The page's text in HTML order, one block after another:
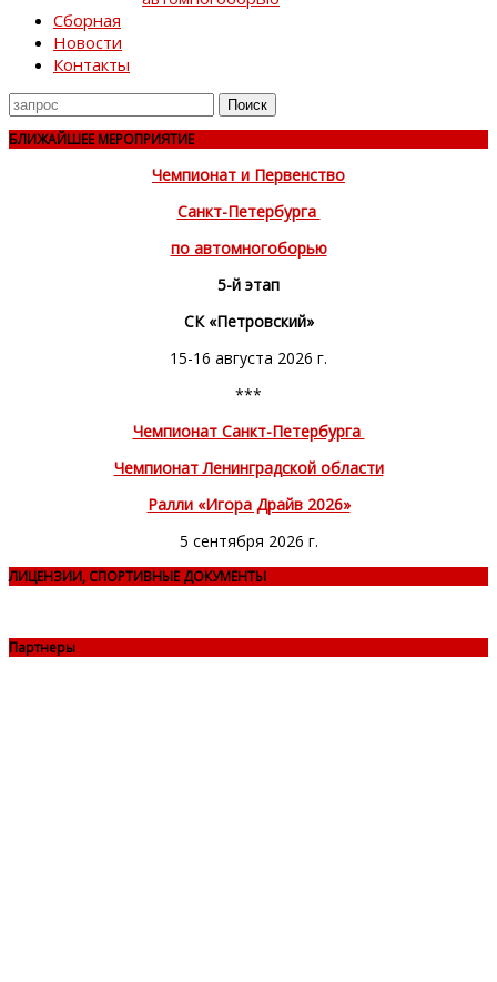
Сборная
Новости
Контакты
Поиск
для
БЛИЖАЙШЕЕ МЕРОПРИЯТИЕ
Чемпионат и Первенство
Санкт-Петербурга
по автомногоборью
5-й этап
СК «Петровский»
15-16 августа 2026 г.
***
Чемпионат Санкт-Петербурга
Чемпионат Ленинградской области
Ралли «Игора Драйв 2026»
5 сентября 2026 г.
ЛИЦЕНЗИИ, СПОРТИВНЫЕ ДОКУМЕНТЫ
Партнеры